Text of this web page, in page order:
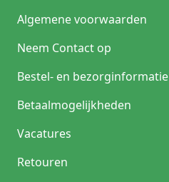
Algemene voorwaarden
Neem Contact op
Bestel- en bezorginformatie
Betaalmogelijkheden
Vacatures
Retouren